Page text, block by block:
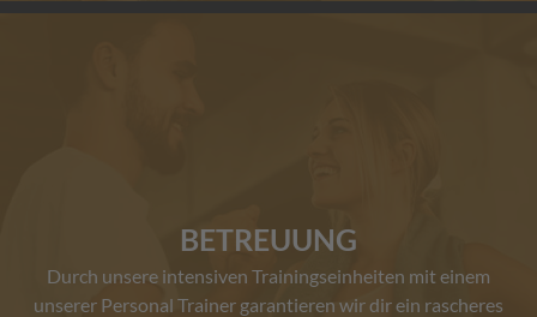
BETREUUNG
Durch unsere intensiven Trainingseinheiten mit einem
unserer Personal Trainer garantieren wir dir ein rascheres